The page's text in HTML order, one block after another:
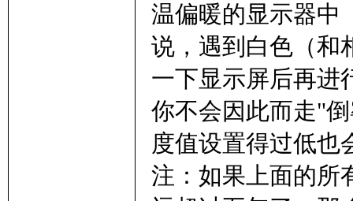
温偏暖的显示器中
说，遇到白色（和
一下显示屏后再进
你不会因此而走"
度值设置得过低也
注：如果上面的所